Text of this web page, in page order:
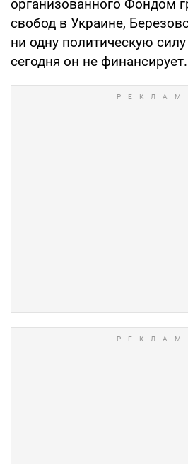
организованного Фондом
свобод в Украине,
ни одну политическую
сегодня он не финансирует.